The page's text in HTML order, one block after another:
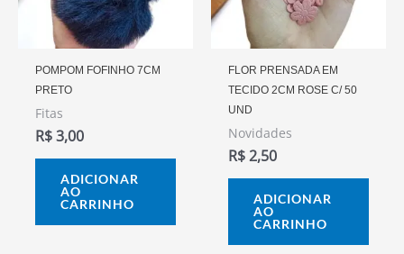
POMPOM FOFINHO 7CM
PRETO
Fitas
R$3,00
ADICIONAR
AO
CARRINHO
FLOR PRENSADA EM
TECIDO 2CM ROSE C/ 50
UND
Novidades
R$2,50
ADICIONAR
AO
CARRINHO